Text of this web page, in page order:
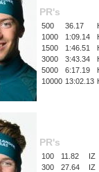
PR's
500 36.17
1000
1:09.14
1500
1:46.51
3000
3:43.34
5000
6:17.19
10000 13:02.13
PR's
100 11.82
IZ
300
27.64
IZ